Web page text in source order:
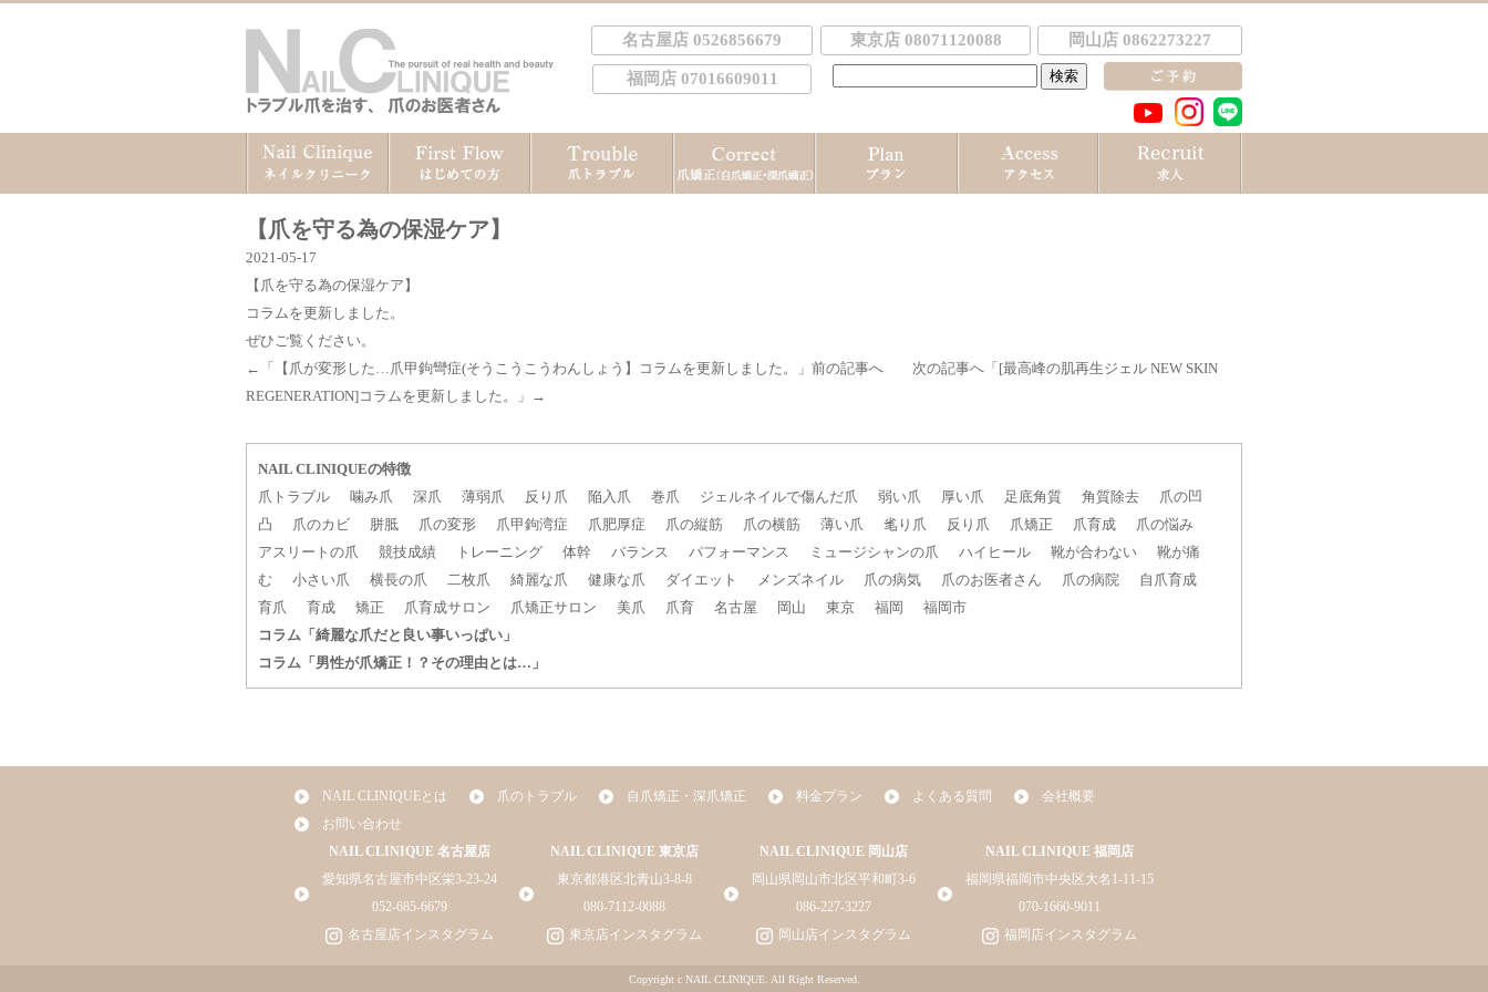
名古屋店 0526856679 東京店 08071120088 岡山店 0862273227
福岡店 07016609011
【爪を守る為の保湿ケア】
2021-05-17
【爪を守る為の保湿ケア】
コラムを更新しました。
ぜひご覧ください。
←「
【爪が変形した…爪甲鉤彎症(そうこうこうわんしょう】コラムを更新しました。 」前の記事へ 次の記事へ「 [最高峰の肌再生ジェル NEW SKIN
REGENERATION]コラムを更新しました。
」→
NAIL CLINIQUEの特徴
爪トラブル
噛み爪 深爪 薄弱爪 反り爪 陥入爪 巻爪 ジェルネイルで傷んだ爪 弱い爪 厚い爪 足底角質 角質除去
爪の凹
凸
爪のカビ 胼胝 爪の変形 爪甲鉤湾症 爪肥厚症 爪の縦筋 爪の横筋 薄い爪 毟り爪 反り爪 爪矯正 爪育成
爪の悩み
アスリートの爪
競技成績 トレーニング 体幹 バランス パフォーマンス ミュージシャンの爪 ハイヒール 靴が合わない
靴が痛
む
小さい爪 横長の爪 二枚爪 綺麗な爪 健康な爪 ダイエット メンズネイル 爪の病気 爪のお医者さん 爪の病院
自爪育成
育爪
育成 矯正 爪育成サロン 爪矯正サロン 美爪 爪育 名古屋 岡山 東京 福岡
福岡市
コラム「綺麗な爪だと良い事いっぱい」
コラム「男性が爪矯正！？その理由とは…」
NAIL CLINIQUEとは 爪のトラブル 自爪矯正・深爪矯正 料金プラン よくある質問
会社概要
お問い合わせ
NAIL CLINIQUE 名古屋店
愛知県名古屋市中区栄3-23-24
052-685-6679
名古屋店インスタグラム
NAIL CLINIQUE 東京店
東京都港区北青山3-8-8
080-7112-0088
東京店インスタグラム
NAIL CLINIQUE 岡山店
岡山県岡山市北区平和町3-6
086-227-3227
岡山店インスタグラム
NAIL CLINIQUE 福岡店
福岡県福岡市中央区大名1-11-15
070-1660-9011
福岡店インスタグラム
Copyright c NAIL CLINIQUE. All Right Reserved.